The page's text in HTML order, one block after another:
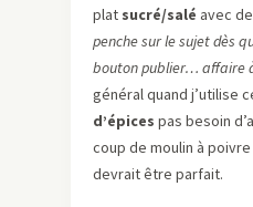
plat sucré/salé avec
penche sur le sujet dès
bouton publier… affaire
général quand j’utilise
d’épices pas besoin
coup de moulin à
devrait être parfait.